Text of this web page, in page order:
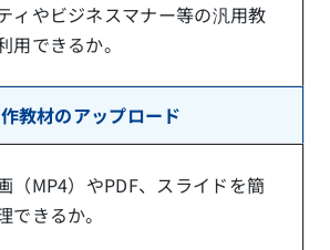
ィやビジネスマナー等の汎用教
用できるか。
教材のアップロード
（MP4）やPDF、スライドを簡
できるか。